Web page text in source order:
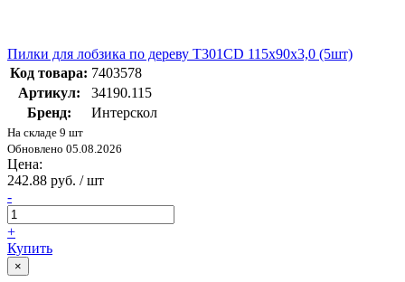
Пилки для лобзика по дереву T301CD 115х90х3,0 (5шт)
Код товара: 7403578
Артикул:
34190.115
Бренд:
Интерскол
На складе 9 шт
Обновлено 05.08.2026
Цена:
242.88 руб. / шт
-
+
Купить
×